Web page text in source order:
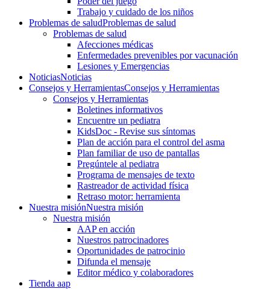
Trabajo y cuidado de los niños
Problemas de saludProblemas de salud
Problemas de salud
Afecciones médicas
Enfermedades prevenibles por vacunación
Lesiones y Emergencias
NoticiasNoticias
Consejos y HerramientasConsejos y Herramientas
Consejos y Herramientas
Boletines informativos
Encuentre un pediatra
KidsDoc - Revise sus síntomas
Plan de acción para el control del asma
Plan familiar de uso de pantallas
Pregúntele al pediatra
Programa de mensajes de texto
Rastre​​ador de activida​d física
Retraso motor: herramienta
Nuestra misiónNuestra misión
Nuestra misión
AAP en acción
Nuestros patrocinadores
Oportunidades de patrocinio
Difunda el mensaje
Editor médico y colaboradores
Tienda aap